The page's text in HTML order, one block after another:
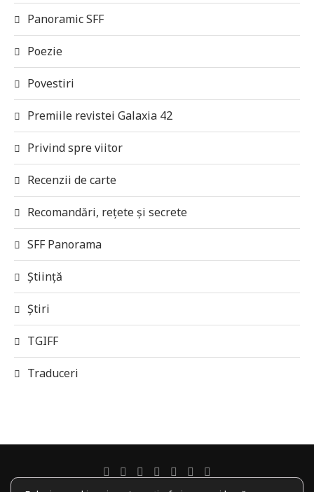
Panoramic SFF
Poezie
Povestiri
Premiile revistei Galaxia 42
Privind spre viitor
Recenzii de carte
Recomandări, rețete și secrete
SFF Panorama
Știință
Știri
TGIFF
Traduceri